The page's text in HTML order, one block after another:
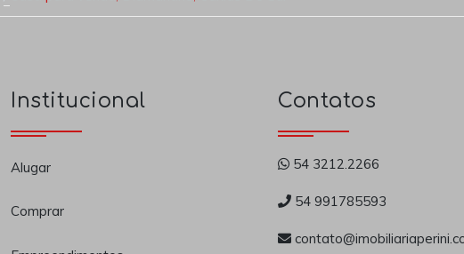
Institucional
Alugar
Comprar
Contatos
54 3212.2266
54 991785593